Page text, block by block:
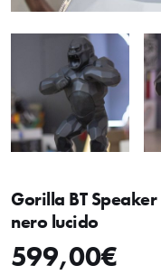
Gorilla BT
nero lucido
599,00€